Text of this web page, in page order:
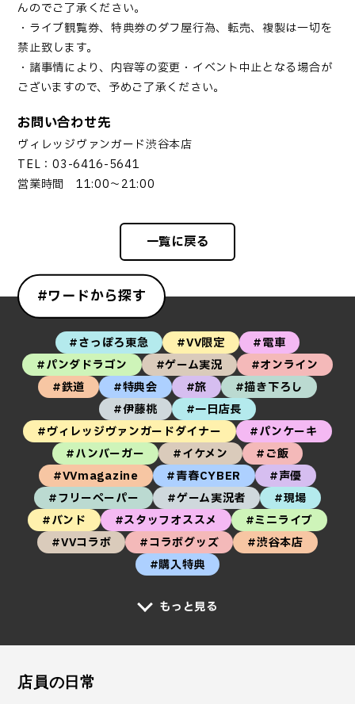
んのでご了承ください。
・ライブ観覧券、特典券のダフ屋行為、転売、複製は一切を
禁止致します。
・諸事情により、内容等の変更・イベント中止となる場合が
ございますので、予めご了承ください。
お問い合わせ先
ヴィレッジヴァンガード渋谷本店
TEL：03-6416-5641
営業時間 11:00～21:00
一覧に戻る
#ワードから探す
#さっぽろ東急 #VV限定
#電車
#パンダドラゴン
#ゲーム実況
#オンライン
#鉄道
#特典会 #旅
#描き下ろし
#伊藤桃
#一日店長
#ヴィレッジヴァンガードダイナー
#パンケーキ
#ハンバーガー
#イケメン
#ご飯
#VVmagazine
#青春CYBER
#声優
#フリーペーパー
#ゲーム実況者
#現場
#バンド
#スタッフオススメ
#ミニライブ
#VVコラボ
#コラボグッズ
#渋谷本店
#購入特典
もっと見る
店員の日常